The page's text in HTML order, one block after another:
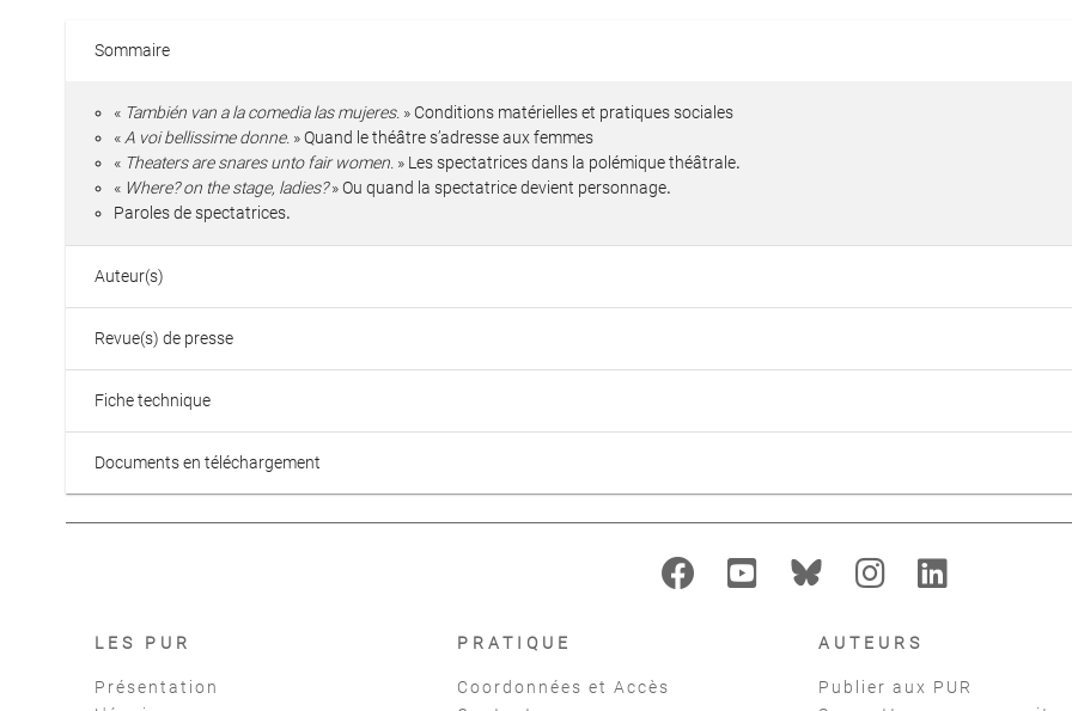
Sommaire
« También van a la comedia las mujeres. » Conditions matérielles et pratiques sociales
« A voi bellissime donne. » Quand le théâtre s’adresse aux femmes
« Theaters are snares unto fair women. » Les spectatrices dans la polémique théâtrale.
« Where? on the stage, ladies?» Ou quand la spectatrice devient personnage.
Paroles de spectatrices.
Auteur(s)
Revue(s) de presse
Fiche technique
Documents en téléchargement
LES PUR
Présentation
PRATIQUE
Coordonnées et Accès
AUTEURS
Publier aux PUR